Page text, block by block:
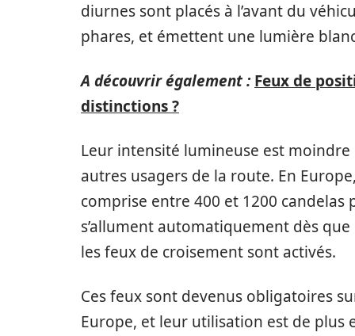
diurnes sont placés à l’avant du
phares, et émettent une lumière
A découvrir également : Feux de
distinctions ?
Leur intensité lumineuse est
autres usagers de la route. En
comprise entre 400 et 1200 candelas
s’allument automatiquement dès
les feux de croisement sont activés.
Ces feux sont devenus obligatoires
Europe, et leur utilisation est de plus